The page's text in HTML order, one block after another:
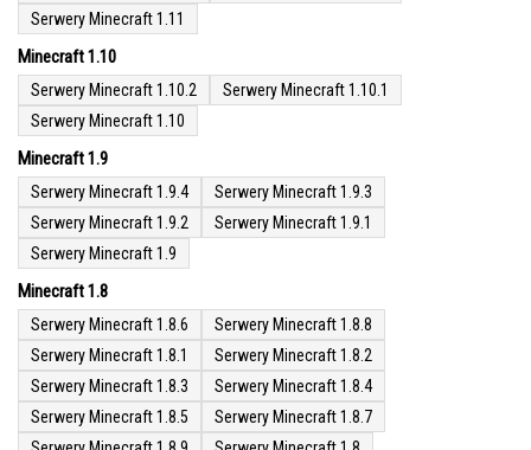
Serwery Minecraft 1.11
Minecraft 1.10
Serwery Minecraft 1.10.2
Serwery Minecraft 1.10.1
Serwery Minecraft 1.10
Minecraft 1.9
Serwery Minecraft 1.9.4
Serwery Minecraft 1.9.3
Serwery Minecraft 1.9.2
Serwery Minecraft 1.9.1
Serwery Minecraft 1.9
Minecraft 1.8
Serwery Minecraft 1.8.6
Serwery Minecraft 1.8.8
Serwery Minecraft 1.8.1
Serwery Minecraft 1.8.2
Serwery Minecraft 1.8.3
Serwery Minecraft 1.8.4
Serwery Minecraft 1.8.5
Serwery Minecraft 1.8.7